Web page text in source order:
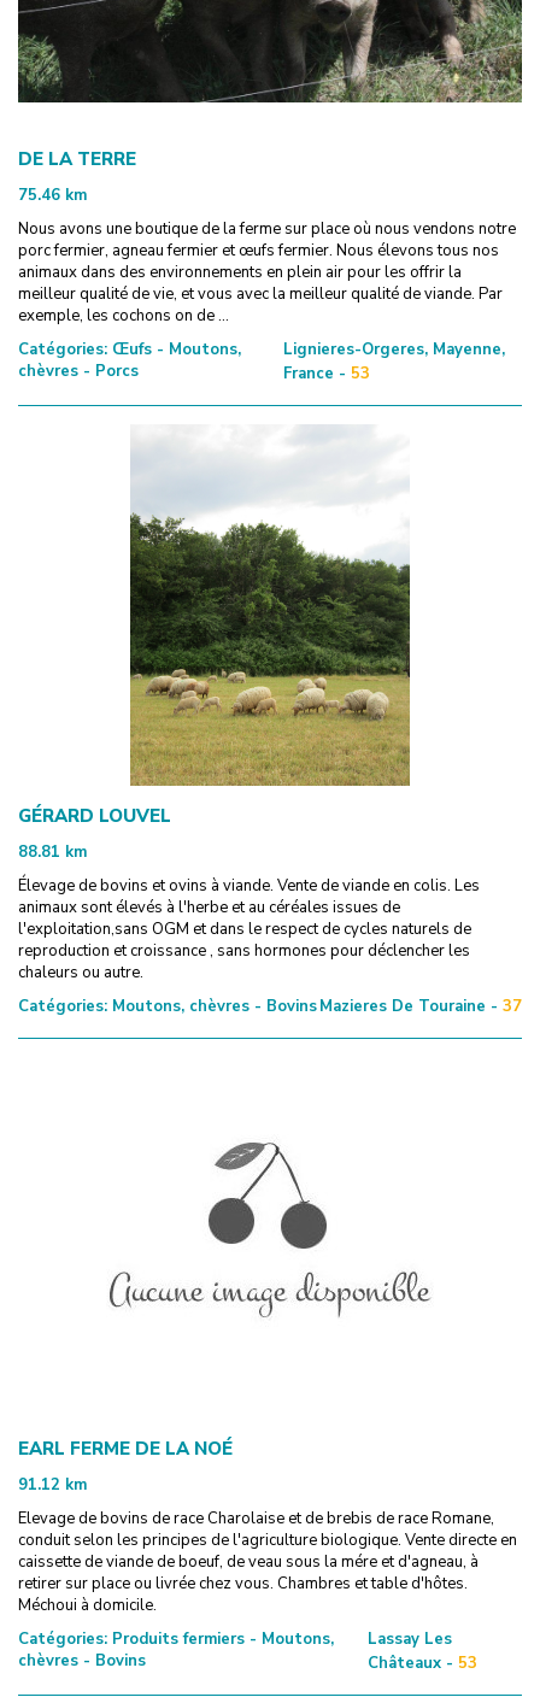
DE LA TERRE
75.46 km
Nous avons une boutique de la ferme sur place où nous vendons notre
porc fermier, agneau fermier et œufs fermier. Nous élevons tous nos
animaux dans des environnements en plein air pour les offrir la
meilleur qualité de vie, et vous avec la meilleur qualité de viande. Par
exemple, les cochons on de ...
Catégories: Œufs - Moutons,
chèvres - Porcs
Lignieres-Orgeres, Mayenne,
France - 53
GÉRARD LOUVEL
88.81 km
Élevage de bovins et ovins à viande. Vente de viande en colis. Les
animaux sont élevés à l'herbe et au céréales issues de
l'exploitation,sans OGM et dans le respect de cycles naturels de
reproduction et croissance , sans hormones pour déclencher les
chaleurs ou autre.
Catégories: Moutons, chèvres - BovinsMazieres De Touraine - 37
EARL FERME DE LA NOÉ
91.12 km
Elevage de bovins de race Charolaise et de brebis de race Romane,
conduit selon les principes de l'agriculture biologique. Vente directe en
caissette de viande de boeuf, de veau sous la mére et d'agneau, à
retirer sur place ou livrée chez vous. Chambres et table d'hôtes.
Méchoui à domicile.
Catégories: Produits fermiers - Moutons,
chèvres - Bovins
Lassay Les
Châteaux - 53